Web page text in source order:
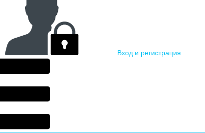
Вход и регистрация